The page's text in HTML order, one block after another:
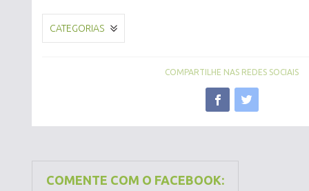
CATEGORIAS
COMPARTILHE NAS REDES SOCIAIS
COMENTE COM O FACEBOOK: